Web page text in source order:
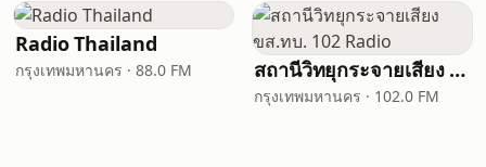
Radio Thailand
กรุงเทพมหานคร · 88.0 FM สถานีวิทยุกระจายเสียง ขส.ทบ. 102 Radio
กรุงเทพมหานคร · 102.0 FM